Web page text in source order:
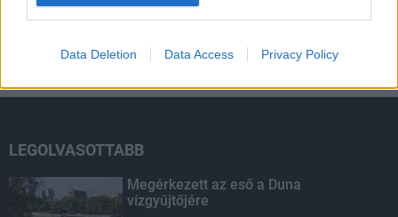
Data Deletion Data Access Privacy Policy
HIRDETÉS
LEGOLVASOTTABB
Megérkezett az eső a Duna
vízgyűjtőjére